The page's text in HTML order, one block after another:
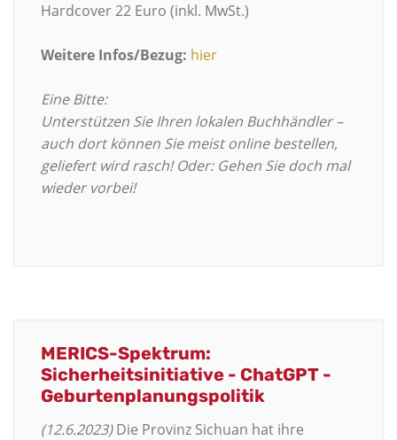
Hardcover 22 Euro (inkl. MwSt.)
Weitere Infos/Bezug: hier
Eine Bitte:
Unterstützen Sie Ihren lokalen Buchhändler –
auch dort können Sie meist online bestellen,
geliefert wird rasch! Oder: Gehen Sie doch mal
wieder vorbei!
MERICS-Spektrum:
Sicherheitsinitiative - ChatGPT -
Geburtenplanungspolitik
(12.6.2023)Die Provinz Sichuan hat ihre